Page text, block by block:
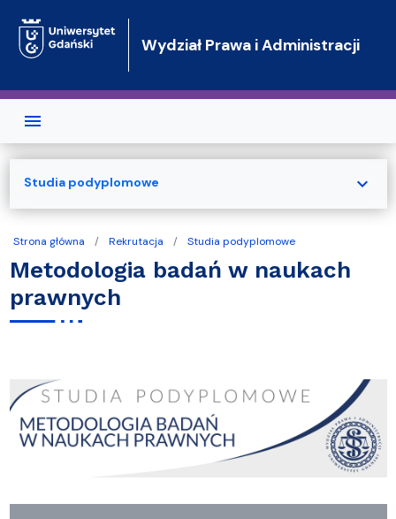
Wydział Prawa i Administracji
Strona główna Rekrutacja Studia podyplomowe
Metodologia badań w naukach
prawnych
Studia podyplomowe expand_more